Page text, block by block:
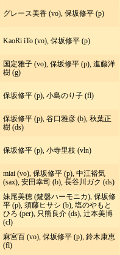
グレース美香 (vo), 保坂修平 (p)
KaoRi iTo (vo), 保坂修平 (p)
国定雅子 (vo), 保坂修平 (p), 進藤洋
樹 (g)
保坂修平 (p), 小島のり子 (fl)
保坂修平 (p), 谷口雅彦 (b), 秋葉正
樹 (ds)
保坂修平 (p), 小寺里枝 (vln)
miai (vo), 保坂修平 (p), 中江裕気
(sax), 安田幸司 (b), 長谷川ガク (ds)
妹尾美穂 (鍵盤ハーモニカ), 保坂修
平 (p), 須藤ヒサシ (b), 塩のやもと
ひろ (per), 只熊良介 (ds), 辻本美博
(cl)
麻宮百 (vo), 保坂修平 (p), 鈴木康恵
(fl)